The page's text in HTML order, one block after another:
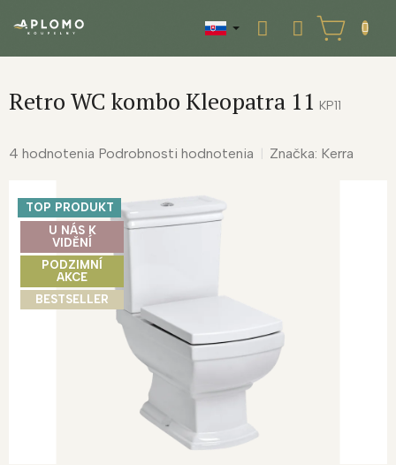
NÁKUPNÝ
KOŠÍK
Retro WC kombo Kleopatra 11 KP11
Priemerné
hviezdičiek.
4 hodnotenia Podrobnosti hodnotenia Značka: Kerra
TOP PRODUKT
U NÁS K
VIDĚNÍ
PODZIMNÍ
AKCE
BESTSELLER